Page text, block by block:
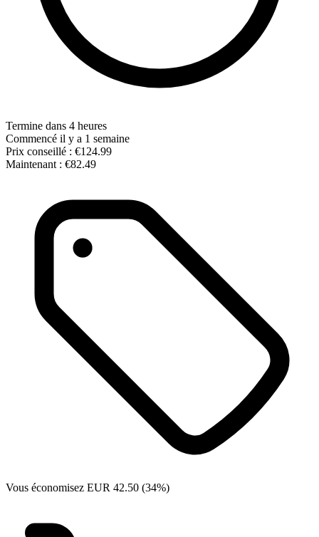
Termine dans 4 heures
Commencé il y a 1 semaine
Prix conseillé : €124.99
Maintenant : €82.49
Vous économisez EUR 42.50 (34%)